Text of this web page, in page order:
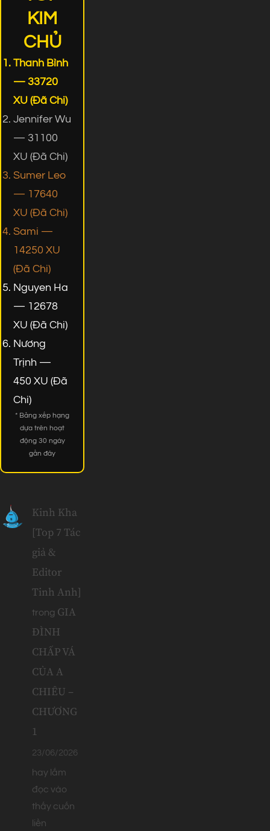
KIM
CHỦ
Thanh Bình
— 33720
XU (Đã Chi)
Jennifer Wu
— 31100
XU (Đã Chi)
Sumer Leo
— 17640
XU (Đã Chi)
Sami —
14250 XU
(Đã Chi)
Nguyen Ha
— 12678
XU (Đã Chi)
Nương
Trịnh —
450 XU (Đã
Chi)
* Bảng xếp hạng
dựa trên hoạt
động 30 ngày
gần đây
Kinh Kha
[Top 7 Tác
giả &
Editor
Tinh Anh]
trong GIA
ĐÌNH
CHẤP VÁ
CỦA A
CHIÊU –
CHƯƠNG
1
23/06/2026
hay lắm
đọc vào
thấy cuốn
liền